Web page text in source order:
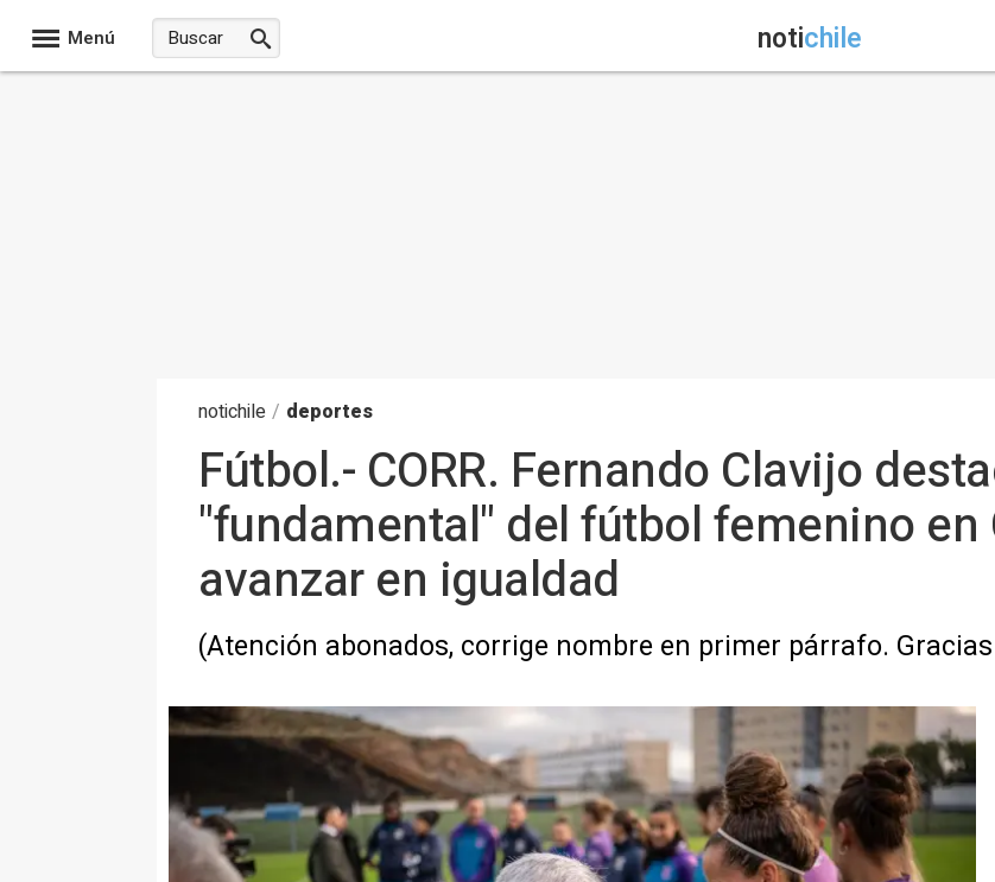
Menú notichile
notichile / deportes
Fútbol.- CORR. Fernando Clavijo
"fundamental" del fútbol femenino en
avanzar en igualdad
(Atención abonados, corrige nombre en primer párrafo.